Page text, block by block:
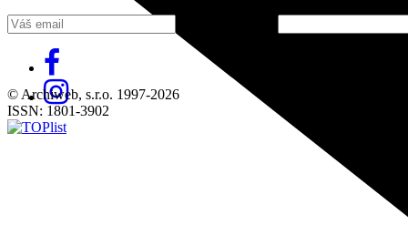
© Archiweb, s.r.o. 1997-2026
ISSN: 1801-3902